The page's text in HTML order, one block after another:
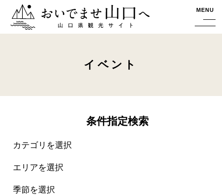
おいでませ山口へー山口県観光サイト MENU
イベント
条件指定検索
カテゴリを選択
エリアを選択
季節を選択